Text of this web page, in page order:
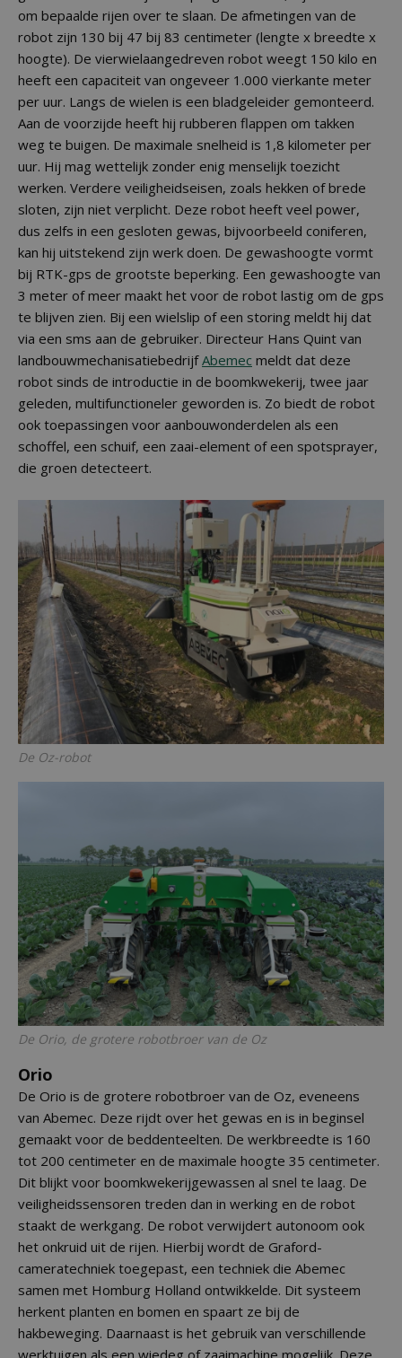
om bepaalde rijen over te slaan. De afmetingen van de
robot zijn 130 bij 47 bij 83 centimeter (lengte x breedte x
hoogte). De vierwielaangedreven robot weegt 150 kilo en
heeft een capaciteit van ongeveer 1.000 vierkante meter
per uur. Langs de wielen is een bladgeleider gemonteerd.
Aan de voorzijde heeft hij rubberen flappen om takken
weg te buigen. De maximale snelheid is 1,8 kilometer per
uur. Hij mag wettelijk zonder enig menselijk toezicht
werken. Verdere veiligheidseisen, zoals hekken of brede
sloten, zijn niet verplicht. Deze robot heeft veel power,
dus zelfs in een gesloten gewas, bijvoorbeeld coniferen,
kan hij uitstekend zijn werk doen. De gewashoogte vormt
bij RTK-gps de grootste beperking. Een gewashoogte van
3 meter of meer maakt het voor de robot lastig om de gps
te blijven zien. Bij een wielslip of een storing meldt hij dat
via een sms aan de gebruiker. Directeur Hans Quint van
landbouwmechanisatiebedrijfAbemec meldt dat deze
robot sinds de introductie in de boomkwekerij, twee jaar
geleden, multifunctioneler geworden is. Zo biedt de robot
ook toepassingen voor aanbouwonderdelen als een
schoffel, een schuif, een zaai-element of een spotsprayer,
die groen detecteert.
De Oz-robot
De Orio, de grotere robotbroer van de Oz
Orio
De Orio is de grotere robotbroer van de Oz, eveneens
van Abemec. Deze rijdt over het gewas en is in beginsel
gemaakt voor de beddenteelten. De werkbreedte is 160
tot 200 centimeter en de maximale hoogte 35 centimeter.
Dit blijkt voor boomkwekerijgewassen al snel te laag. De
veiligheidssensoren treden dan in werking en de robot
staakt de werkgang. De robot verwijdert autonoom ook
het onkruid uit de rijen. Hierbij wordt de Graford-
cameratechniek toegepast, een techniek die Abemec
samen met Homburg Holland ontwikkelde. Dit systeem
herkent planten en bomen en spaart ze bij de
hakbeweging. Daarnaast is het gebruik van verschillende
werktuigen als een wiedeg of zaaimachine mogelijk. Deze